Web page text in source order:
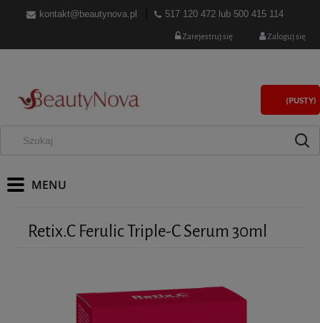
kontakt@beautynova.pl 517 120 472 lub 500 415 114
Zarejestruj się Zaloguj się
(PUSTY)
Retix.C Ferulic Triple-C Serum 30ml